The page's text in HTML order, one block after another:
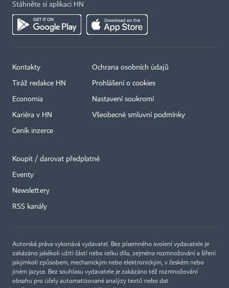
Stáhněte si aplikaci HN
Kontakty
Tiráž redakce HN
Economia
Kariéra v HN
Ceník inzerce
Ochrana osobních údajů
Prohlášení o cookies
Nastavení soukromí
Všeobecné smluvní podmínky
Koupit / darovat předplatné
Eventy
Newslettery
RSS kanály
Autorská práva vykonává vydavatel. Bez písemného svolení vydavatele je
zakázáno jakékoli užití částí nebo celku díla, zejména rozmnožování a šíření
jakýmkoli způsobem, mechanickým nebo elektronickým, v českém nebo
jiném jazyce. Bez souhlasu vydavatele je zakázáno též rozmnožování
obsahu pro účely automatizované analýzy textů nebo dat